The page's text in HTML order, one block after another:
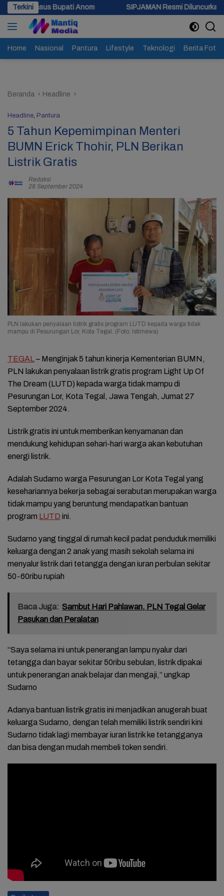
Langsung
ke
konten
Terkini
Anom SIPJAMAN Resmi Diluncurkan, Pemkab Brebes
Home Nasional Pantura Lifestyle Teknologi Berita Foto
Beranda Headline
Headline, Pantura
5 Tahun Kepemimpinan Menteri
BUMN Erick Thohir, PLN Berikan
Listrik Gratis
Redaksi
28 September 2024
PLN lakukan penyalaan listrik gratis program LUTD kepada warga tidak
mampu di Pesurungan Lor, Kota Tegal. (Foto: Istimewa)
TEGAL– Menginjak 5 tahun kinerja Kementerian BUMN,
PLN lakukan penyalaan listrik gratis program Light Up Of
The Dream (LUTD) kepada warga tidak mampu di
Pesurungan Lor, Kota Tegal, Jawa Tengah, Jumat 27
September 2024.
Listrik gratis ini untuk memberikan kenyamanan dan
mendukung kehidupan sehari-hari warga akan kebutuhan
energi listrik.
Adalah Sudarno warga Pesurungan Lor Kota Tegal yang
kesehariannya bekerja sebagai serabutan merupakan warga
tidak mampu yang beruntung mendapatkan bantuan
program LUTD ini.
Sudarno yang tinggal di rumah kecil padat penduduk memiliki
keluarga dengan 2 anak yang masih sekolah selama ini
menyalur listrik dari tetangga dengan iuran perbulan sekitar
50-60ribu rupiah
Baca Juga: Sambut Hari Pahlawan, PLN Tegal Gelar
Pasukan dan Peralatan
“Saya selama ini untuk penerangan lampu nyalur dari
tetangga dan bayar sekitar 50ribu sebulan, listrik dipakai
untuk penerangan anak belajar dan mengaji,” ungkap
Sudarno
Adanya bantuan listrik gratis ini menjadikan anugerah buat
keluarga Sudarno, dengan telah memiliki listrik sendiri kini
Sudarno tidak lagi membayar iuran listrik ke tetangganya
dan bisa dengan mudah membeli token sendiri.